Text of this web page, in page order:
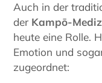
Auch in der
der Kampō-
heute eine Rolle.
Emotion und
zugeordnet: